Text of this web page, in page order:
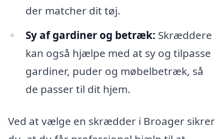
der matcher dit tøj.
Sy af gardiner og betræk: Skræddere
kan også hjælpe med at sy og tilpasse
gardiner, puder og møbelbetræk, så
de passer til dit hjem.
Ved at vælge en skrædder i Broager sikrer